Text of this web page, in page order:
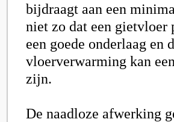
bijdraagt aan een
niet zo dat een
een goede onderlaag en
vloerverwarming kan
zijn.
De naadloze afwerking